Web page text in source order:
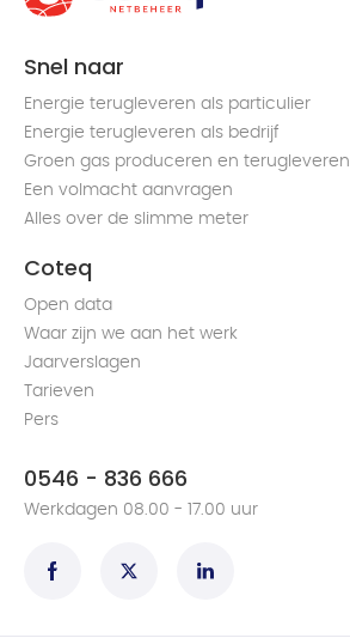
Snel naar
Energie terugleveren als particulier
Energie terugleveren als bedrijf
Groen gas produceren en terugleveren
Een volmacht aanvragen
Alles over de slimme meter
Coteq
Open data
Waar zijn we aan het werk
Jaarverslagen
Tarieven
Pers
0546 - 836 666
Werkdagen 08.00 - 17.00 uur